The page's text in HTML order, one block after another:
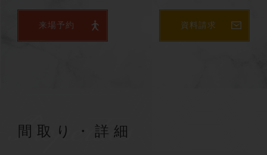
来場予約 資料請求
間取り・詳細